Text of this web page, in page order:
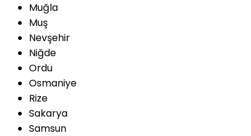
Muğla
Muş
Nevşehir
Niğde
Ordu
Osmaniye
Rize
Sakarya
Samsun